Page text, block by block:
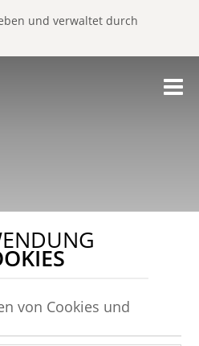
und verwaltet durch
von Cookies und